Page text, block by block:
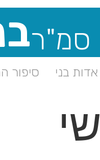
סמ"ר
אדות בני סיפור
שי